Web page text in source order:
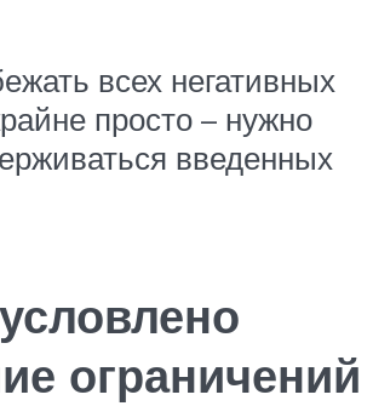
всех негативных
просто – нужно
введенных
ограничений